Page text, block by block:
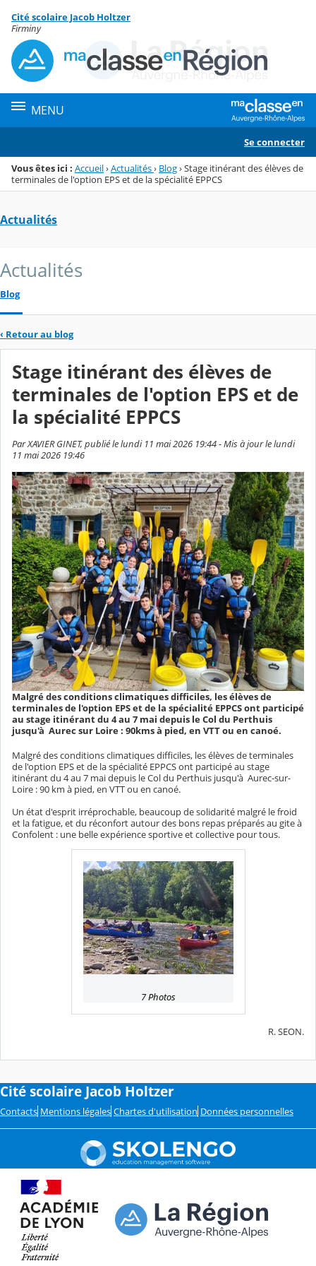
Menu de la rubrique
Contenu
Cité scolaire Jacob Holtzer
Firminy
MENU
Se connecter
Vous êtes ici : Accueil›Actualités› Blog›Stage itinérant des élèves de
terminales de l'option EPS et de la spécialité EPPCS
Actualités
Actualités
Blog
‹ Retour au blog
Stage itinérant des élèves de
terminales de l'option EPS et de
la spécialité EPPCS
Par XAVIER GINET, publié le lundi 11 mai 2026 19:44 - Mis à jour le lundi
11 mai 2026 19:46
Malgré des conditions climatiques difficiles, les élèves de
terminales de l'option EPS et de la spécialité EPPCS ont participé
au stage itinérant du 4 au 7 mai depuis le Col du Perthuis
jusqu'à Aurec sur Loire : 90kms à pied, en VTT ou en canoé.
Malgré des conditions climatiques difficiles, les élèves de terminales
de l'option EPS et de la spécialité EPPCS ont participé au stage
itinérant du 4 au 7 mai depuis le Col du Perthuis jusqu'à Aurec-sur-
Loire : 90 km à pied, en VTT ou en canoé.
Un état d'esprit irréprochable, beaucoup de solidarité malgré le froid
et la fatigue, et du réconfort autour des bons repas préparés au gite à
Confolent : une belle expérience sportive et collective pour tous.
7 Photos
R. SEON.
Cité scolaire Jacob Holtzer
Contacts Mentions légales Chartes d'utilisation Données personnelles